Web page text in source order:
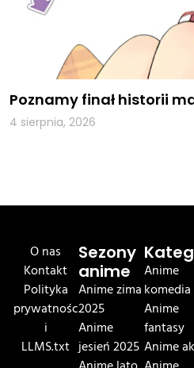
Poznamy finał historii
4 sierpnia, 2026
O nas
Kontakt
Polityka
prywatnośc
i
LLMS.txt
Sezony
anime
Anime zima
2025
Anime
jesień 2025
Anime
komedia
Anime
fantasy
Anime